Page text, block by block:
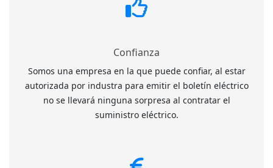
Confianza
Somos una empresa en la que puede confiar, al estar
autorizada por industra para emitir el boletín eléctrico
no se llevará ninguna sorpresa al contratar el
suministro eléctrico.